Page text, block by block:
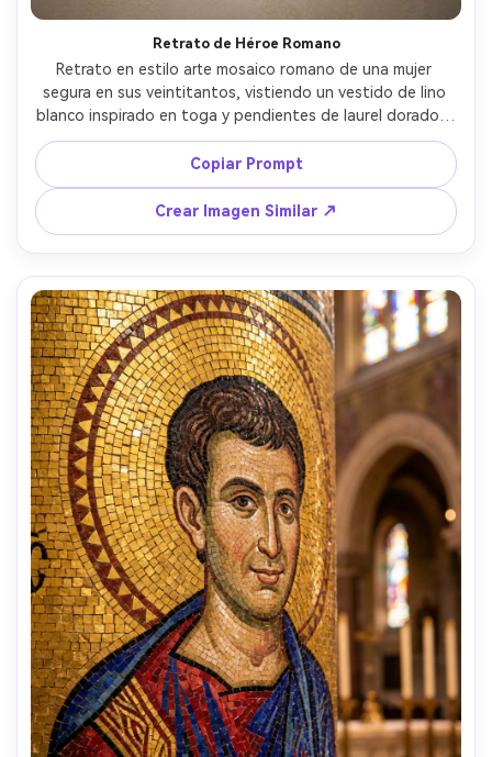
Retrato de Héroe Romano
Retrato en estilo arte mosaico romano de una mujer
segura en sus veintitantos, vistiendo un vestido de lino
blanco inspirado en toga y pendientes de laurel dorados,
pose de tres cuartos con mirada tranquila, teselas de
piedra colocadas a mano con biseles sutiles, paleta de
terracota cálida y oliva, borde intrincado de llave griega,
sensación de restauración de museo, textura de baldosa
altamente detallada, composición equilibrada con espacio
negativo, calidad de obra maestra, lente de 85mm,
profundidad de campo reducida, iluminación
cinematográfica suave --ar 4:5
Copiar Prompt
Crear Imagen Similar ↗